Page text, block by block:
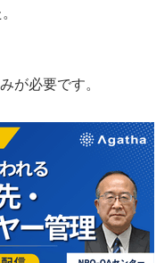
が必要です。